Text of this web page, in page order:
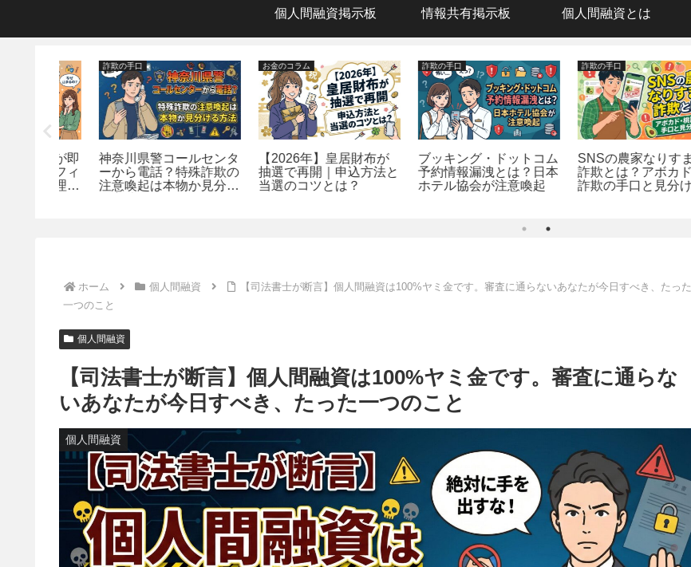
個人間融資掲示板 情報共有掲示板 個人間融資とは
詐欺の手口
神奈川県警コールセンタ
ーから電話？特殊詐欺の
注意喚起は本物か見分け
お金のコラム
【2026年】皇居財布が
抽選で再開｜申込方法と
当選のコツとは？
詐欺の手口
ブッキング・ドットコム
予約情報漏洩とは？日本
ホテル協会が注意喚起
詐欺の手口
SNSの農家なりすまし
詐欺とは？アボカド・桃
詐欺の手口と見分け方
ホーム 個人間融資
【司法書士が断言】個人間融資は100%ヤミ金です。審査に通らないあなたが今日すべき、たった
一つのこと
個人間融資
【司法書士が断言】個人間融資は100%ヤミ金です。審査に通らな
いあなたが今日すべき、たった一つのこと
個人間融資